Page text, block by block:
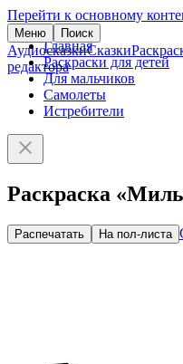
Перейти к основному
Меню Поиск
АудиосказкиСказки
редактора
Главная
Раскраски для детей
Для мальчиков
Самолеты
Истребители
Раскраска
Распечатать На пол-листа